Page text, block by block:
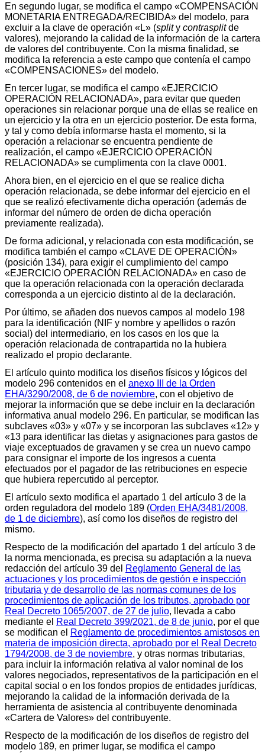
En segundo lugar, se modifica el campo «COMPENSACIÓN
MONETARIA ENTREGADA/RECIBIDA» del modelo, para
excluir a la clave de operación «L» (splity contrasplitde
valores), mejorando la calidad de la información de la cartera
de valores del contribuyente. Con la misma finalidad, se
modifica la referencia a este campo que contenía el campo
«COMPENSACIONES» del modelo.
En tercer lugar, se modifica el campo «EJERCICIO
OPERACIÓN RELACIONADA», para evitar que queden
operaciones sin relacionar porque una de ellas se realice en
un ejercicio y la otra en un ejercicio posterior. De esta forma,
y tal y como debía informarse hasta el momento, si la
operación a relacionar se encuentra pendiente de
realización, el campo «EJERCICIO OPERACIÓN
RELACIONADA» se cumplimenta con la clave 0001.
Ahora bien, en el ejercicio en el que se realice dicha
operación relacionada, se debe informar del ejercicio en el
que se realizó efectivamente dicha operación (además de
informar del número de orden de dicha operación
previamente realizada).
De forma adicional, y relacionada con esta modificación, se
modifica también el campo «CLAVE DE OPERACIÓN»
(posición 134), para exigir el cumplimiento del campo
«EJERCICIO OPERACIÓN RELACIONADA» en caso de
que la operación relacionada con la operación declarada
corresponda a un ejercicio distinto al de la declaración.
Por último, se añaden dos nuevos campos al modelo 198
para la identificación (NIF y nombre y apellidos o razón
social) del intermediario, en los casos en los que la
operación relacionada de contrapartida no la hubiera
realizado el propio declarante.
El artículo quinto modifica los diseños físicos y lógicos del
modelo 296 contenidos en el anexo III de la Orden
EHA/3290/2008, de 6 de noviembre, con el objetivo de
mejorar la información que se debe incluir en la declaración
informativa anual modelo 296. En particular, se modifican las
subclaves «03» y «07» y se incorporan las subclaves «12» y
«13 para identificar las dietas y asignaciones para gastos de
viaje exceptuados de gravamen y se crea un nuevo campo
para consignar el importe de los ingresos a cuenta
efectuados por el pagador de las retribuciones en especie
que hubiera repercutido al perceptor.
El artículo sexto modifica el apartado 1 del artículo 3 de la
orden reguladora del modelo 189 (Orden EHA/3481/2008,
de 1 de diciembre), así como los diseños de registro del
mismo.
Respecto de la modificación del apartado 1 del artículo 3 de
la norma mencionada, es precisa su adaptación a la nueva
redacción del artículo 39 del Reglamento General de las
actuaciones y los procedimientos de gestión e inspección
tributaria y de desarrollo de las normas comunes de los
procedimientos de aplicación de los tributos, aprobado por
Real Decreto 1065/2007, de 27 de julio, llevada a cabo
mediante el Real Decreto 399/2021, de 8 de junio, por el que
se modifican el Reglamento de procedimientos amistosos en
materia de imposición directa, aprobado por el Real Decreto
1794/2008, de 3 de noviembre, y otras normas tributarias,
para incluir la información relativa al valor nominal de los
valores negociados, representativos de la participación en el
capital social o en los fondos propios de entidades jurídicas,
mejorando la calidad de la información derivada de la
herramienta de asistencia al contribuyente denominada
«Cartera de Valores» del contribuyente.
Respecto de la modificación de los diseños de registro del
modelo 189, en primer lugar, se modifica el campo